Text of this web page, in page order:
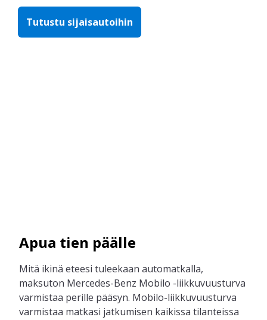
Tutustu sijaisautoihin
Apua tien päälle
Mitä ikinä eteesi tuleekaan automatkalla,
maksuton Mercedes-Benz Mobilo -liikkuvuusturva
varmistaa perille pääsyn. Mobilo-liikkuvuusturva
varmistaa matkasi jatkumisen kaikissa tilanteissa